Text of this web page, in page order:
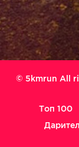
© 5kmrun All
Топ 100